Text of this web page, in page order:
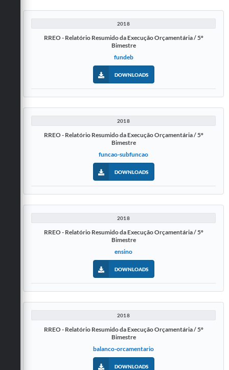
2018
RREO - Relatório Resumido da Execução Orçamentária / 5º
Bimestre
fundeb
DOWNLOADS
2018
RREO - Relatório Resumido da Execução Orçamentária / 5º
Bimestre
funcao-subfuncao
DOWNLOADS
2018
RREO - Relatório Resumido da Execução Orçamentária / 5º
Bimestre
ensino
DOWNLOADS
2018
RREO - Relatório Resumido da Execução Orçamentária / 5º
Bimestre
balanco-orcamentario
DOWNLOADS